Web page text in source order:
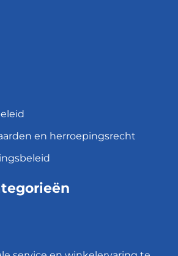
en herroepingsrecht